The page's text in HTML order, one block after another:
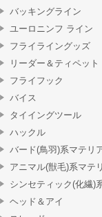
バッキングライン
ユーロニンフ ライン
フライライングッズ
リーダー＆ティペット
フライフック
バイス
タイイングツール
ハックル
バード(鳥羽)系マテリ
アニマル(獣毛)系マテ
シンセティック(化繊)
ヘッド＆アイ